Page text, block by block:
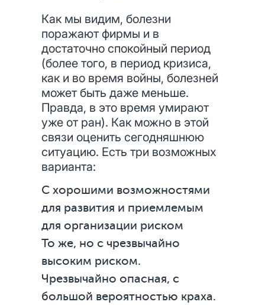
Как мы видим, болезни
поражают фирмы и в
достаточно спокойный период
(более того, в период кризиса,
как и во время войны, болезней
может быть даже меньше.
Правда, в это время умирают
уже от ран). Как можно в этой
связи оценить сегодняшнюю
ситуацию. Есть три возможных
варианта:
С хорошими возможностями
для развития и приемлемым
для организации риском
То же, но с чрезвычайно
высоким риском.
Чрезвычайно опасная, с
большой вероятностью краха.